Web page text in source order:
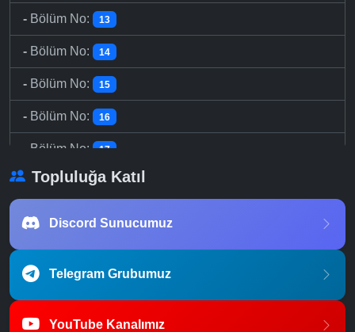
- Bölüm No: 13
- Bölüm No: 14
- Bölüm No: 15
- Bölüm No: 16
Bölüm No: 17
- Bölüm No: 18
- Bölüm No:
-Bölüm No: 21
Topluluğa Katıl
Discord Sunucumuz
Telegram Grubumuz
YouTube Kanalımız